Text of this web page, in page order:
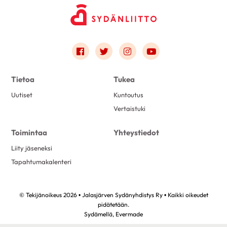
Link to facebook
Link to twitter
Link to instagram
Link to youtube
Tietoa
Uutiset
Tukea
Kuntoutus
Vertaistuki
Toimintaa
Liity jäseneksi
Tapahtumakalenteri
Yhteystiedot
© Tekijänoikeus 2026 • Jalasjärven Sydänyhdistys Ry • Kaikki oikeudet
pidätetään.
Sydämellä, Evermade